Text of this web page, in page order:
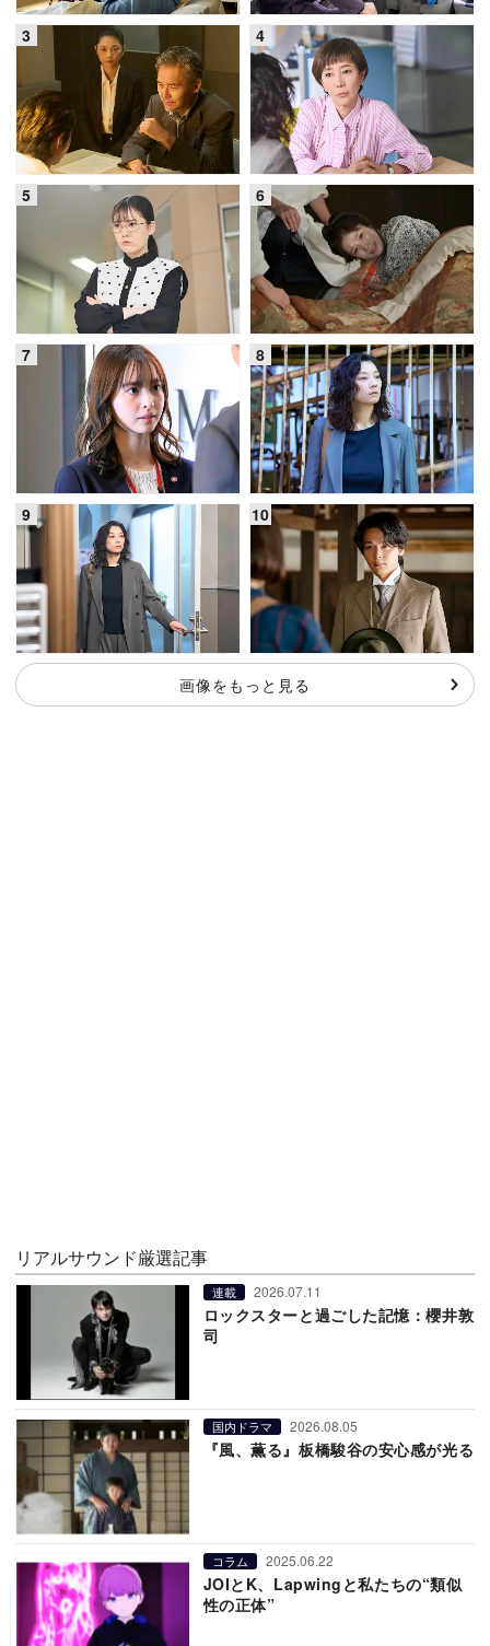
画像をもっと見る
リアルサウンド厳選記事
連載 2026.07.11
ロックスターと過ごした記憶：櫻井敦
司
国内ドラマ 2026.08.05
『風、薫る』板橋駿谷の安心感が光る
コラム 2025.06.22
JOIとK、Lapwingと私たちの“類似
性の正体”